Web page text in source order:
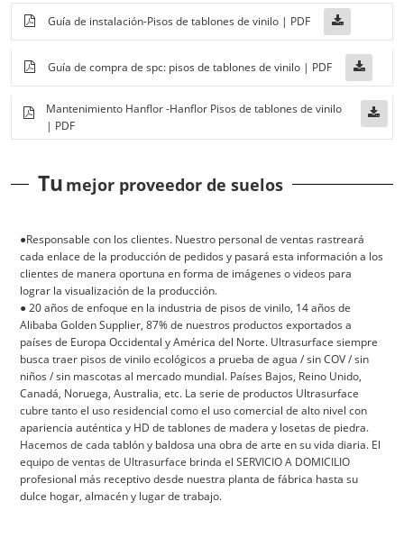
Guía de instalación-Pisos de tablones de vinilo | PDF
Guía de compra de spc: pisos de tablones de vinilo | PDF
Mantenimiento Hanflor -Hanflor Pisos de tablones de vinilo
| PDF
Tu mejor proveedor de suelos
●Responsable con los clientes. Nuestro personal de ventas rastreará
cada enlace de la producción de pedidos y pasará esta información a los
clientes de manera oportuna en forma de imágenes o videos para
lograr la visualización de la producción.
● 20 años de enfoque en la industria de pisos de vinilo, 14 años de
Alibaba Golden Supplier, 87% de nuestros productos exportados a
países de Europa Occidental y América del Norte. Ultrasurface siempre
busca traer pisos de vinilo ecológicos a prueba de agua / sin COV / sin
niños / sin mascotas al mercado mundial. Países Bajos, Reino Unido,
Canadá, Noruega, Australia, etc. La serie de productos Ultrasurface
cubre tanto el uso residencial como el uso comercial de alto nivel con
apariencia auténtica y HD de tablones de madera y losetas de piedra.
Hacemos de cada tablón y baldosa una obra de arte en su vida diaria. El
equipo de ventas de Ultrasurface brinda el SERVICIO A DOMICILIO
profesional más receptivo desde nuestra planta de fábrica hasta su
dulce hogar, almacén y lugar de trabajo.